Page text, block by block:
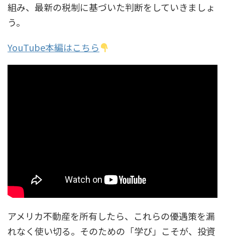
組み、最新の税制に基づいた判断をしていきましょ
う。
YouTube本編はこちら
アメリカ不動産を所有したら、これらの優遇策を漏
れなく使い切る。そのための「学び」こそが、投資